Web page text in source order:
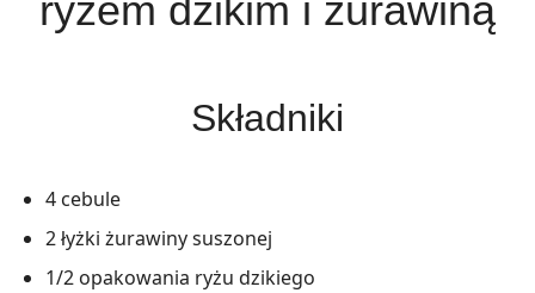
ryżem dzikim i żurawiną
Składniki
4 cebule
2 łyżki żurawiny suszonej
1/2 opakowania ryżu dzikiego